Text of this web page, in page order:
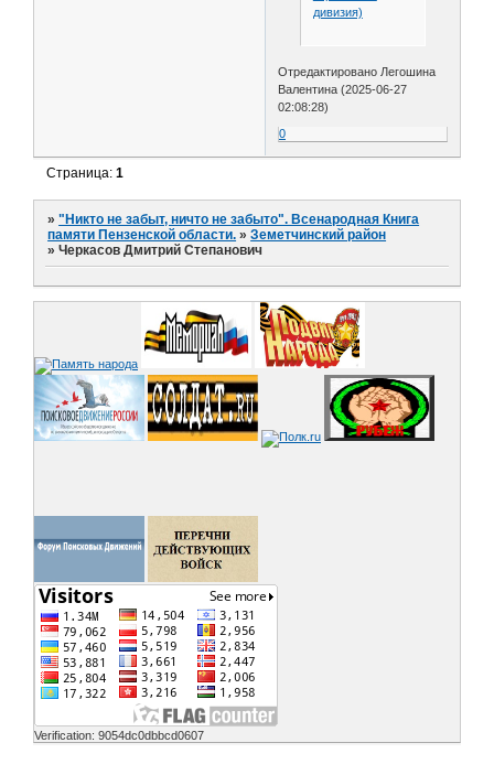
дивизия)
Отредактировано Легошина
Валентина (2025-06-27
02:08:28)
0
Страница:1
»"Никто не забыт, ничто не забыто". Всенародная Книга
памяти Пензенской области. »Земетчинский район
»Черкасов Дмитрий Степанович
Verification: 9054dc0dbbcd0607